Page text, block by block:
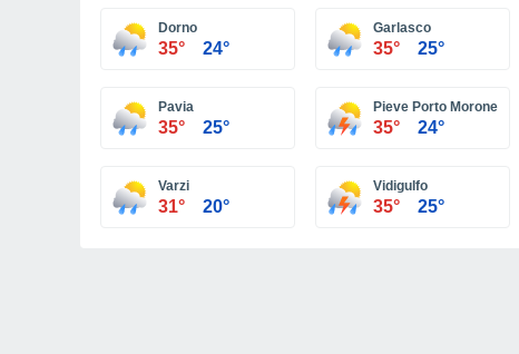
Dorno
35° 24°
Garlasco
35° 25°
Pavia
35° 25°
Pieve Porto Morone
35° 24°
Varzi
31° 20°
Vidigulfo
35° 25°